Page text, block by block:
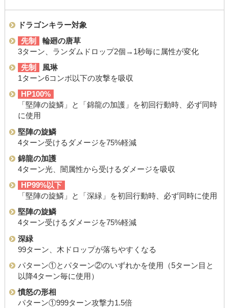
ドラゴンキラー対象
先制
輪廻の唐草
3ターン、ランダムドロップ2個→1秒毎に属性が変化
先制
風琳
1ターン6コンボ以下の攻撃を吸収
HP100%
「堅陣の旋鱗」と「錦龍の加護」を初回行動時、必ず同時
に使用
堅陣の旋鱗
4ターン受けるダメージを75%軽減
錦龍の加護
4ターン光、闇属性から受けるダメージを吸収
HP99%以下
「堅陣の旋鱗」と「深緑」を初回行動時、必ず同時に使用
堅陣の旋鱗
4ターン受けるダメージを75%軽減
深緑
99ターン、木ドロップが落ちやすくなる
パターン①とパターン②のいずれかを使用（5ターン目と
以降4ターン毎に使用）
憤怒の形相
パターン①999ターン攻撃力1.5倍